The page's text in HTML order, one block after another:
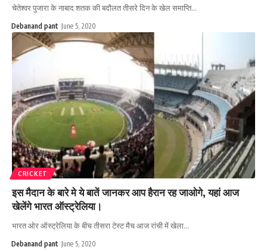
चेतेश्वर पुजारा के नाबाद शतक की बदौलत तीसरे दिन के खेल समाप्ति…
Debanand pant June 5, 2020
CRICKET
इस मैदान के बारे मे ये बातें जानकर आप हैरान रह जाओगे, यहां आज
खेलेंगे भारत ऑस्ट्रेलिया।
भारत ओर ऑस्ट्रेलिया के बीच तीसरा टेस्ट मैच आज रांची में खेला…
Debanand pant June 5, 2020